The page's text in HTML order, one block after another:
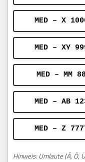
MED – X
MED – XY
MED – MM
MED – AB
MED – Z
Hinweis: Umlaute (Ä, Ö,